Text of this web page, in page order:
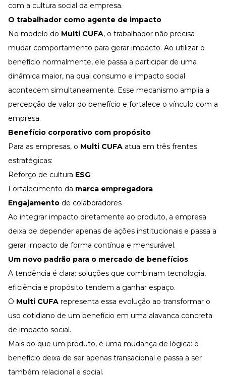
com a cultura social da empresa.
O trabalhador como agente de impacto
No modelo do Multi CUFA, o trabalhador não precisa
mudar comportamento para gerar impacto. Ao utilizar o
benefício normalmente, ele passa a participar de uma
dinâmica maior, na qual consumo e impacto social
acontecem simultaneamente. Esse mecanismo amplia a
percepção de valor do benefício e fortalece o vínculo com a
empresa.
Benefício corporativo com propósito
Para as empresas, o Multi CUFA atua em três frentes
estratégicas:
Reforço de cultura ESG
Fortalecimento da marca empregadora
Engajamento de colaboradores
Ao integrar impacto diretamente ao produto, a empresa
deixa de depender apenas de ações institucionais e passa a
gerar impacto de forma contínua e mensurável.
Um novo padrão para o mercado de benefícios
A tendência é clara: soluções que combinam tecnologia,
eficiência e propósito tendem a ganhar espaço.
O Multi CUFA representa essa evolução ao transformar o
uso cotidiano de um benefício em uma alavanca concreta
de impacto social.
Mais do que um produto, é uma mudança de lógica: o
benefício deixa de ser apenas transacional e passa a ser
também relacional e social.